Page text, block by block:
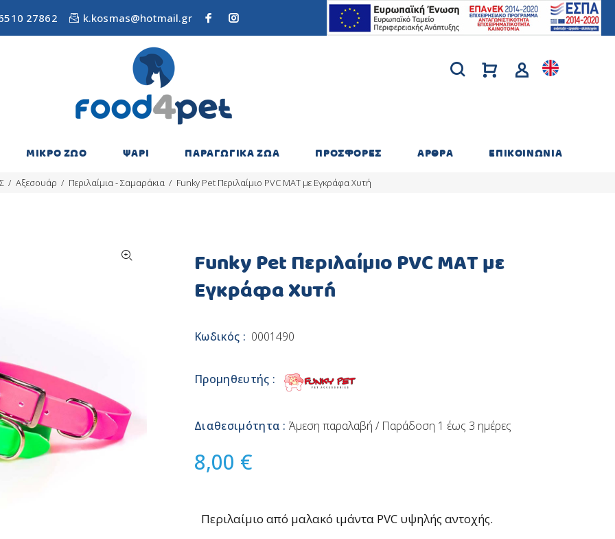
27862 k.kosmas@hotmail.gr
ΜΙΚΡΟ ΖΩΟ ΨΑΡΙ ΠΑΡΑΓΩΓΙΚΑ ΖΩΑ ΠΡΟΣΦΟΡΕΣ ΑΡΘΡΑ ΕΠΙΚΟΙΝΩΝΙΑ
Αξεσουάρ Περιλαίμια - Σαμαράκια Funky Pet Περιλαίμιο PVC ΜΑΤ με Εγκράφα Χυτή
Funky Pet Περιλαίμιο PVC ΜΑΤ με
Εγκράφα Χυτή
Κωδικός : 0001490
Προμηθευτής :
Διαθεσιμότητα :Άμεση παραλαβή / Παράδoση 1 έως 3 ημέρες
8,00 €
Περιλαίμιο από μαλακό ιμάντα PVC υψηλής αντοχής.